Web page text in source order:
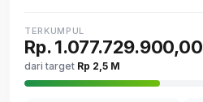
TERKUMPUL
Rp. 1.077.729.900,00
dari target Rp 2,5 M